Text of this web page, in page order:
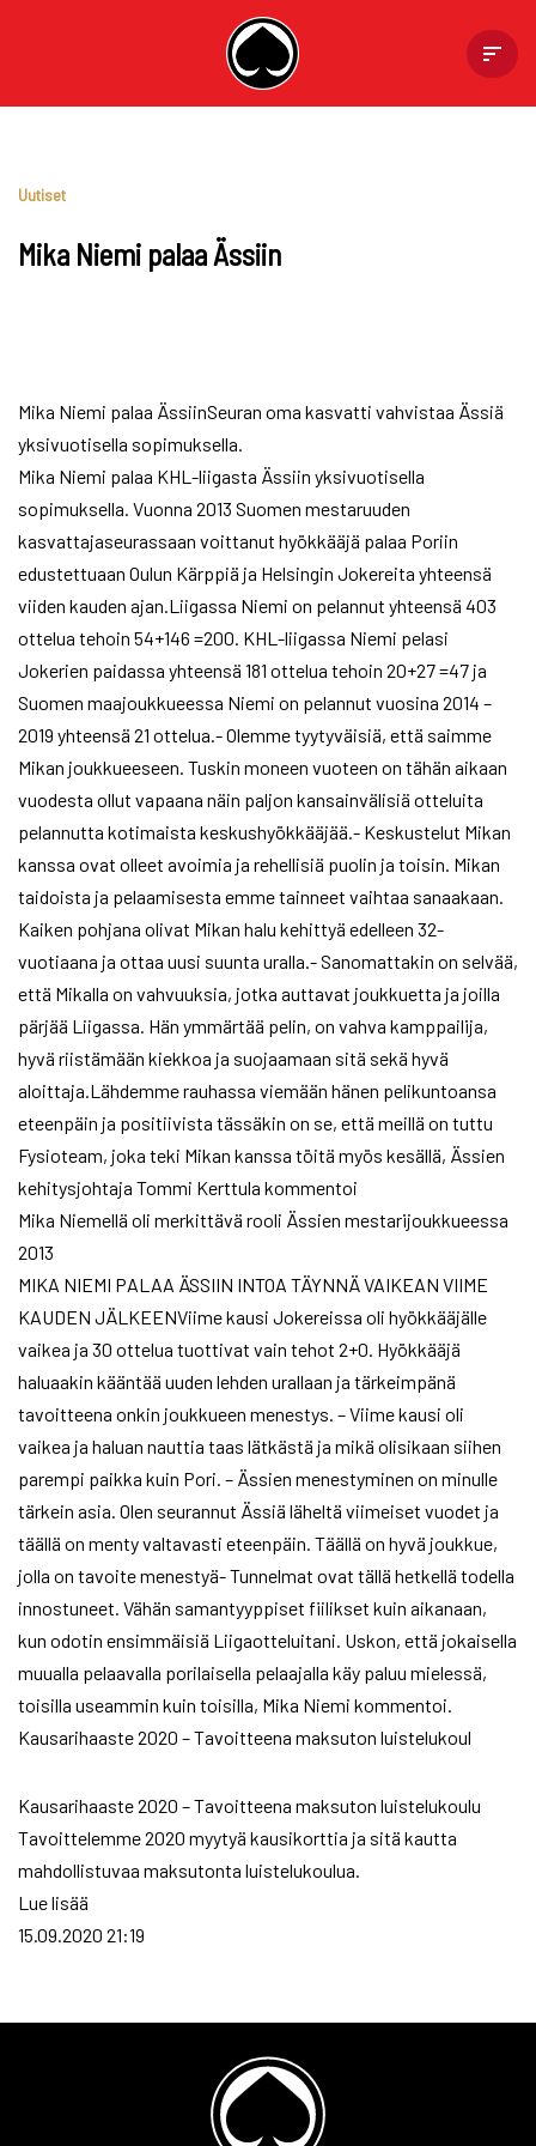
Mika Niemi palaa Ässiin
Uutiset
Mika Niemi palaa ÄssiinSeuran oma kasvatti vahvistaa Ässiä
yksivuotisella sopimuksella.
Mika Niemi palaa KHL-liigasta Ässiin yksivuotisella
sopimuksella. Vuonna 2013 Suomen mestaruuden
kasvattajaseurassaan voittanut hyökkääjä palaa Poriin
edustettuaan Oulun Kärppiä ja Helsingin Jokereita yhteensä
viiden kauden ajan.Liigassa Niemi on pelannut yhteensä 403
ottelua tehoin 54+146 =200. KHL-liigassa Niemi pelasi
Jokerien paidassa yhteensä 181 ottelua tehoin 20+27 =47 ja
Suomen maajoukkueessa Niemi on pelannut vuosina 2014 –
2019 yhteensä 21 ottelua.- Olemme tyytyväisiä, että saimme
Mikan joukkueeseen. Tuskin moneen vuoteen on tähän aikaan
vuodesta ollut vapaana näin paljon kansainvälisiä otteluita
pelannutta kotimaista keskushyökkääjää.- Keskustelut Mikan
kanssa ovat olleet avoimia ja rehellisiä puolin ja toisin. Mikan
taidoista ja pelaamisesta emme tainneet vaihtaa sanaakaan.
Kaiken pohjana olivat Mikan halu kehittyä edelleen 32-
vuotiaana ja ottaa uusi suunta uralla.- Sanomattakin on selvää,
että Mikalla on vahvuuksia, jotka auttavat joukkuetta ja joilla
pärjää Liigassa. Hän ymmärtää pelin, on vahva kamppailija,
hyvä riistämään kiekkoa ja suojaamaan sitä sekä hyvä
aloittaja.Lähdemme rauhassa viemään hänen pelikuntoansa
eteenpäin ja positiivista tässäkin on se, että meillä on tuttu
Fysioteam, joka teki Mikan kanssa töitä myös kesällä, Ässien
kehitysjohtaja Tommi Kerttula kommentoi
Mika Niemellä oli merkittävä rooli Ässien mestarijoukkueessa
2013
MIKA NIEMI PALAA ÄSSIIN INTOA TÄYNNÄ VAIKEAN VIIME
KAUDEN JÄLKEENViime kausi Jokereissa oli hyökkääjälle
vaikea ja 30 ottelua tuottivat vain tehot 2+0. Hyökkääjä
haluaakin kääntää uuden lehden urallaan ja tärkeimpänä
tavoitteena onkin joukkueen menestys. – Viime kausi oli
vaikea ja haluan nauttia taas lätkästä ja mikä olisikaan siihen
parempi paikka kuin Pori. – Ässien menestyminen on minulle
tärkein asia. Olen seurannut Ässiä läheltä viimeiset vuodet ja
täällä on menty valtavasti eteenpäin. Täällä on hyvä joukkue,
jolla on tavoite menestyä- Tunnelmat ovat tällä hetkellä todella
innostuneet. Vähän samantyyppiset fiilikset kuin aikanaan,
kun odotin ensimmäisiä Liigaotteluitani. Uskon, että jokaisella
muualla pelaavalla porilaisella pelaajalla käy paluu mielessä,
toisilla useammin kuin toisilla, Mika Niemi kommentoi.
Kausarihaaste 2020 – Tavoitteena maksuton luistelukoul
Kausarihaaste 2020 – Tavoitteena maksuton luistelukoulu
Tavoittelemme 2020 myytyä kausikorttia ja sitä kautta
mahdollistuvaa maksutonta luistelukoulua.
Lue lisää
15.09.2020 21:19